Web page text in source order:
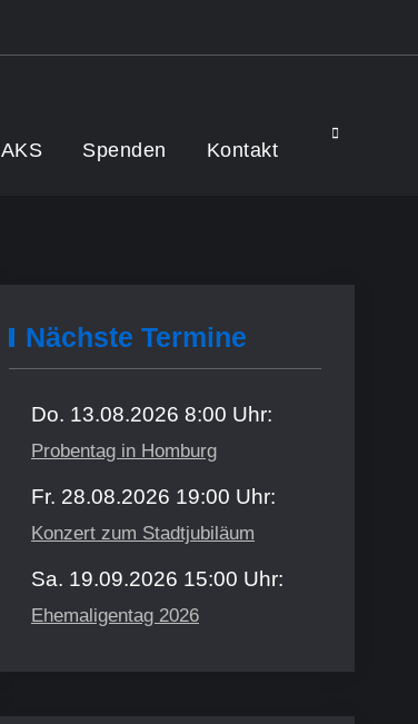
AKS Spenden Kontakt
Search
Nächste Termine
Do. 13.08.2026 8:00 Uhr:
Probentag in Homburg
Fr. 28.08.2026 19:00 Uhr:
Konzert zum Stadtjubiläum
Sa. 19.09.2026 15:00 Uhr:
Ehemaligentag 2026